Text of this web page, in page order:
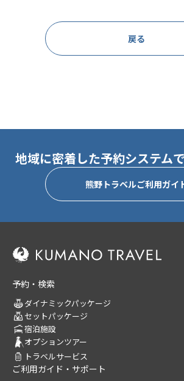
戻る
地域に密着した予約システム
熊野トラベルご利用ガイ
予約・検索
ダイナミックパッケージ
セットパッケージ
宿泊施設
オプションツアー
トラベルサービス
ご利用ガイド・サポート